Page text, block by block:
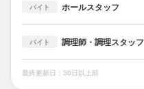
バイト ホールスタッフ
バイト 調理師・調理スタッフ
最終更新日：30日以上前